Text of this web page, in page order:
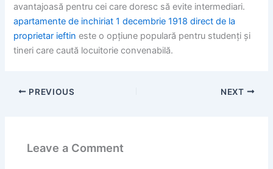
avantajoasă pentru cei care doresc să evite intermediari.
apartamente de inchiriat 1 decembrie 1918 direct de la
proprietar ieftin este o opțiune populară pentru studenți și
tineri care caută locuitorie convenabilă.
PREVIOUS NEXT
Leave a Comment